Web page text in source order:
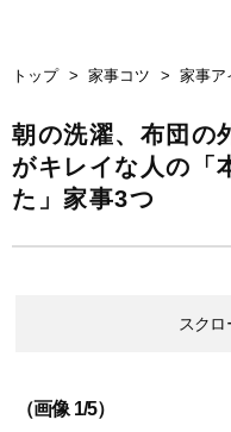
トップ 家事コツ 家事ア
朝の洗濯、布団の
がキレイな人の「
た」家事3つ
スク
（画像 1/5）